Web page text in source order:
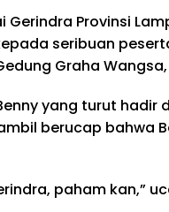
Gerindra Provinsi
seribuan
Graha
yang turut hadir
berucap bahwa
paham kan,”